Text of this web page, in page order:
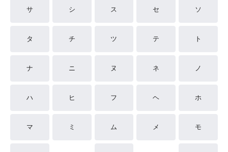
サ シ ス セ ソ
タ チ ツ テ ト
ナ ニ ヌ ネ ノ
ハ ヒ フ ヘ ホ
マ ミ ム メ モ